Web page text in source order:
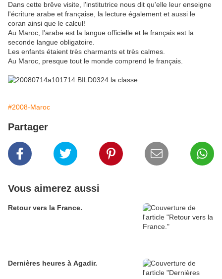
Dans cette brêve visite, l'institutrice nous dit qu'elle leur enseigne
l'écriture arabe et française, la lecture également et aussi le
coran ainsi que le calcul!
Au Maroc, l'arabe est la langue officielle et le français est la
seconde langue obligatoire.
Les enfants étaient très charmants et très calmes.
Au Maroc, presque tout le monde comprend le français.
#2008-Maroc
Partager
Vous aimerez aussi
Retour vers la France.
Dernières heures à Agadir.